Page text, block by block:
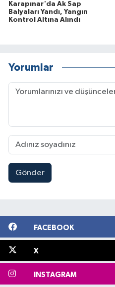
Karapınar'da Ak Sap
Balyaları Yandı, Yangın
Kontrol Altına Alındı
Yorumlar
Gönder
FACEBOOK
X
INSTAGRAM